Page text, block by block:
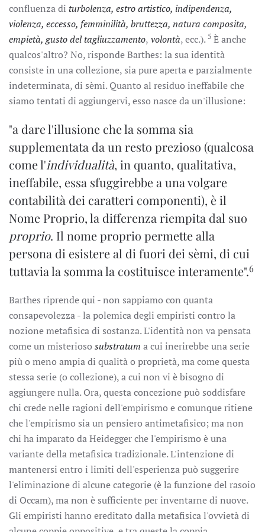
confluenza di turbolenza, estro artistico, indipendenza,
violenza, eccesso, femminilità, bruttezza, natura composita,
empietà, gusto del tagliuzzamento, volontà, ecc.). 5 È anche
qualcos'altro? No, risponde Barthes: la sua identità
consiste in una collezione, sia pure aperta e parzialmente
indeterminata, di sèmi. Quanto al residuo ineffabile che
siamo tentati di aggiungervi, esso nasce da un'illusione:
"a dare l'illusione che la somma sia
supplementata da un resto prezioso (qualcosa
come l'individualità, in quanto, qualitativa,
ineffabile, essa sfuggirebbe a una volgare
contabilità dei caratteri componenti), è il
Nome Proprio, la differenza riempita dal suo
proprio. Il nome proprio permette alla
persona di esistere al di fuori dei sèmi, di cui
tuttavia la somma la costituisce interamente".6
Barthes riprende qui - non sappiamo con quanta
consapevolezza - la polemica degli empiristi contro la
nozione metafisica di sostanza. L'identità non va pensata
come un misterioso substratum a cui inerirebbe una serie
più o meno ampia di qualità o proprietà, ma come questa
stessa serie (o collezione), a cui non vi è bisogno di
aggiungere nulla. Ora, questa concezione può soddisfare
chi crede nelle ragioni dell'empirismo e comunque ritiene
che l'empirismo sia un pensiero antimetafisico; ma non
chi ha imparato da Heidegger che l'empirismo è una
variante della metafisica tradizionale. L'intenzione di
mantenersi entro i limiti dell'esperienza può suggerire
l'eliminazione di alcune categorie (è la funzione del rasoio
di Occam), ma non è sufficiente per inventarne di nuove.
Gli empiristi hanno ereditato dalla metafisica l'ovvietà di